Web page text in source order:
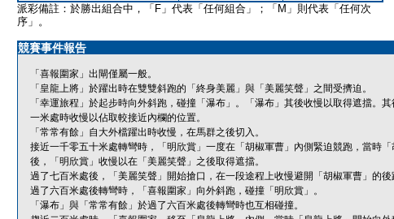
派彩備註：於勝出組合中，「F」代表「任何組合」；「M」則代表「任何次
序」。
競賽事件報告
「喜報圍家」出閘僅屬一般。
「皇龍上將」於躍出時在雙雙斜跑的「終身美麗」與「美麗笑聲」之間受擠迫。
「幸運旅程」於起步時向外斜跑，碰撞「瀑布」。「瀑布」其後收慢以取得遮擋。
一米處時收慢以佔取較接近內欄的位置。
「常常有餘」自大外檔躍出時收慢，在馬群之後切入。
接近一千零五十米處轉彎時，「明欣賞」一度在「胡椒軍曹」內側緊迫競跑，當時
後，「明欣賞」收慢以在「美麗笑聲」之後取得遮擋。
過了七百米處後，「美麗笑聲」開始搶口，在一段途程上收慢避開「胡椒軍曹」的後
過了六百米處後轉彎時，「喜報圍家」向外斜跑，碰撞「明欣賞」。
「瀑布」與「常常有餘」於過了六百米處後轉彎時也互相碰撞。